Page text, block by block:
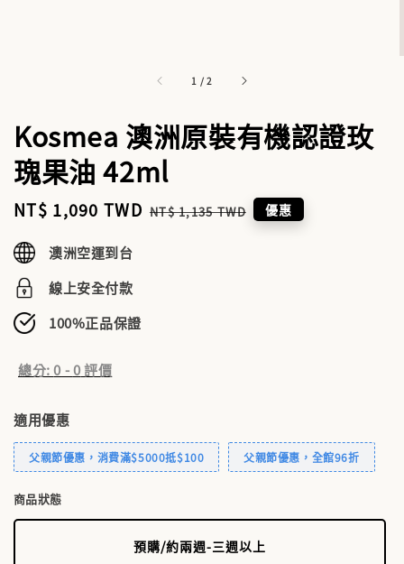
1 /2
Kosmea 澳洲原裝有機認證玫
瑰果油 42ml
Sale
NT$ 1,090 TWD Regular
NT$ 1,135 TWD 優惠
澳洲空運到台
線上安全付款
100%正品保證
總分:0 -0評價
適用優惠
父親節優惠，消費滿$5000抵$100 父親節優惠，全館96折
商品狀態
預購/約兩週-三週以上